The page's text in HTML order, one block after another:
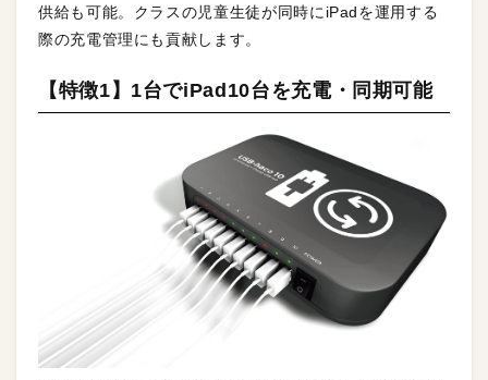
供給も可能。クラスの児童生徒が同時にiPadを運用する
際の充電管理にも貢献します。
【特徴1】1台でiPad10台を充電・同期可能